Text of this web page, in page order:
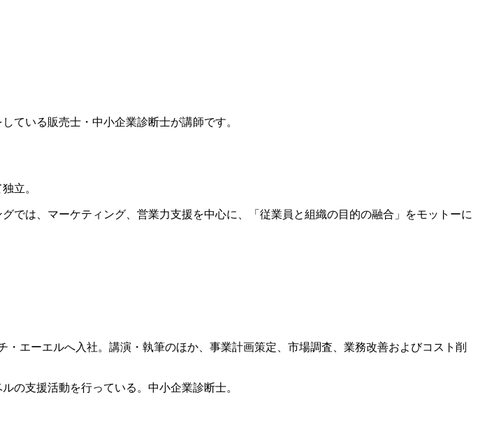
ている販売士・中小企業診断士が講師です。
立。
では、マーケティング、営業力支援を中心に、「従業員と組織の目的の融合」をモットーに
エーエルへ入社。講演・執筆のほか、事業計画策定、市場調査、業務改善およびコスト削
の支援活動を行っている。中小企業診断士。